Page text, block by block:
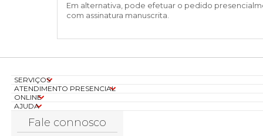
Em alternativa, pode efetuar o pedido
com assinatura manuscrita.
SERVIÇOS
ATENDIMENTO PRESENCIAL
ONLINE
AJUDA
Fale connosco